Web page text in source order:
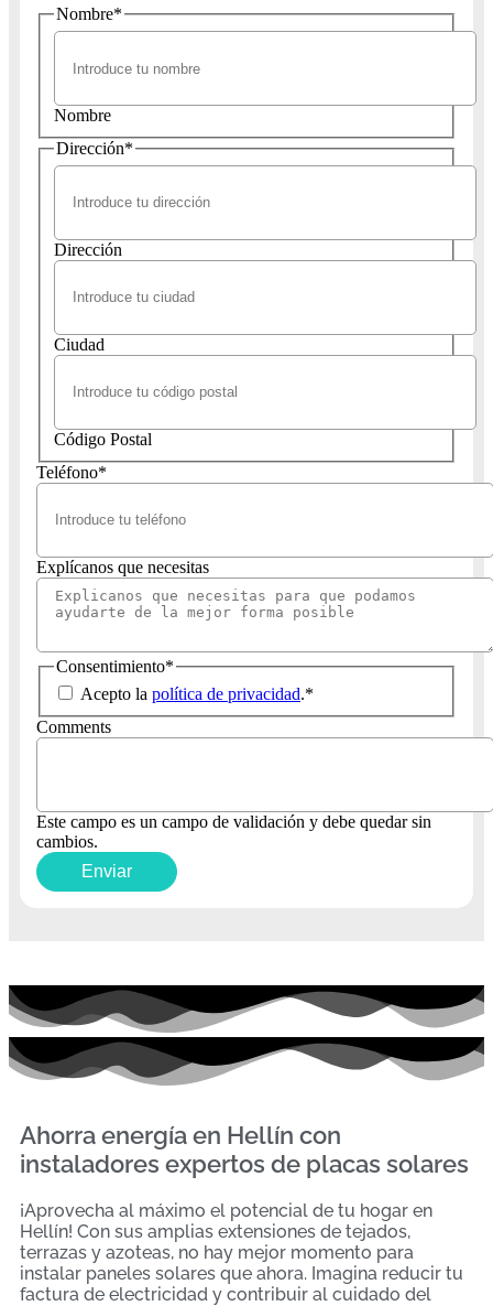
Nombre*
Nombre
Dirección*
Dirección
Ciudad
Código Postal
Teléfono*
Explícanos que necesitas
Consentimiento*
Acepto la política de privacidad.*
Comments
Este campo es un campo de validación y debe quedar sin
cambios.
Ahorra energía en Hellín con
instaladores expertos de placas solares
¡Aprovecha al máximo el potencial de tu hogar en
Hellín! Con sus amplias extensiones de tejados,
terrazas y azoteas, no hay mejor momento para
instalar paneles solares que ahora. Imagina reducir tu
factura de electricidad y contribuir al cuidado del